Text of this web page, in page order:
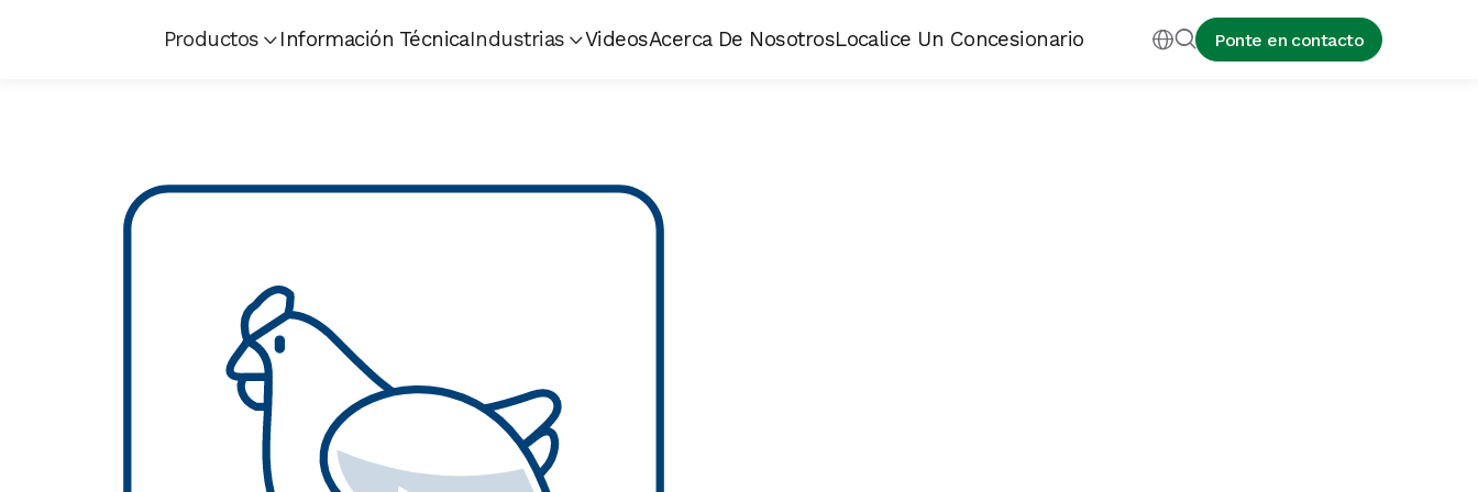
Productos  Información TécnicaIndustrias VideosAcerca De NosotrosLocalice Un Concesionario  Ponte en contacto